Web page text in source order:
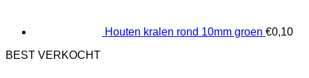
Houten kralen rond 10mm groen €0,10
BEST VERKOCHT